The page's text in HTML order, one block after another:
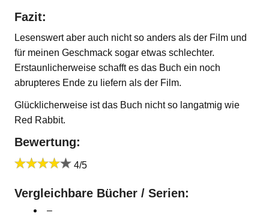
Fazit:
Lesenswert aber auch nicht so anders als der Film und
für meinen Geschmack sogar etwas schlechter.
Erstaunlicherweise schafft es das Buch ein noch
abrupteres Ende zu liefern als der Film.
Glücklicherweise ist das Buch nicht so langatmig wie
Red Rabbit.
Bewertung:
4/5
Vergleichbare Bücher / Serien:
–